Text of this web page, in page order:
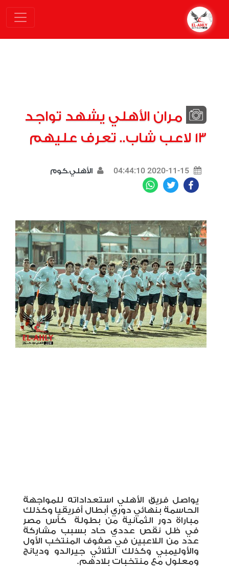
مران الأهلي يشهد تواجد
13 لاعب شاب.. تعرف عليهم
2020-11-15 04:44:10 الأهلي.كوم
Facebook
Twitter
يواصل فريق الأهلي استعداداته للمواجهة
الحاسمة بنهائي دوري أبطال أفريقيا وكذلك
مباراة دور الثمانية من بطولة كأس مصر
في ظل نقص عددي حاد بسبب مشاركة
عدد من اللاعبين في صفوف المنتخب الأول
والأوليمبي وكذلك الثلاثي جيرالدو وديانج
ومعلول مع منتخبات بلادهم.